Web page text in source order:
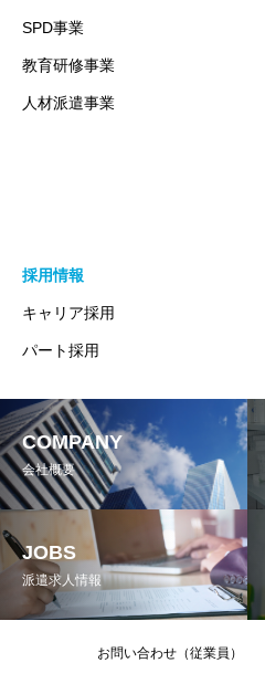
SPD事業
教育研修事業
人材派遣事業
採用情報
キャリア採用
パート採用
COMPANY
会社概要
JOBS
派遣求人情報
お問い合わせ（従業員）